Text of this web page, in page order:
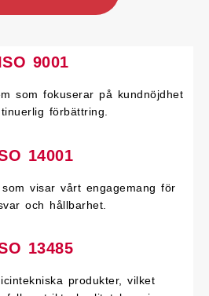
9001
som fokuserar på kundnöjdhet
förbättring.
14001
som visar vårt engagemang för
och hållbarhet.
13485
produkter, vilket